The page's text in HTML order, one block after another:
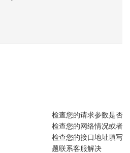
检查您的请求参数是否
检查您的网络情况或者
检查您的接口地址填写
题联系客服解决